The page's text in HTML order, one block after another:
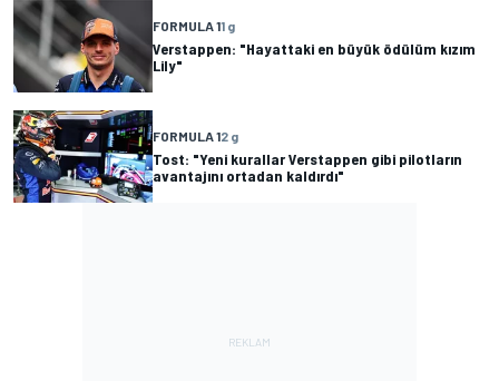
FORMULA 11 g
Verstappen: "Hayattaki en büyük ödülüm kızım
Lily"
FORMULA 12 g
Tost: "Yeni kurallar Verstappen gibi pilotların
avantajını ortadan kaldırdı"